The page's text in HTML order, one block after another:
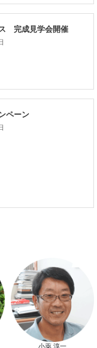
ウス 完成見学会開催
小薬 淳一